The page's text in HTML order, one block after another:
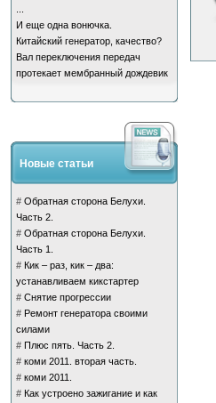
И еще одна вонючка.
Китайский генератор, качество?
Вал переключения передач
протекает мембранный дождевик
Новые статьи
# Обратная сторона Белухи.
Часть 2.
# Обратная сторона Белухи.
Часть 1.
# Кик – раз, кик – два:
устанавливаем кикстартер
# Снятие прогрессии
# Ремонт генератора своими
силами
# Плюс пять. Часть 2.
# коми 2011. вторая часть.
# коми 2011.
# Как устроено зажигание и как